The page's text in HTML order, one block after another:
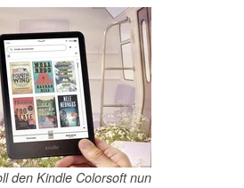
den Kindle Colorsoft nun